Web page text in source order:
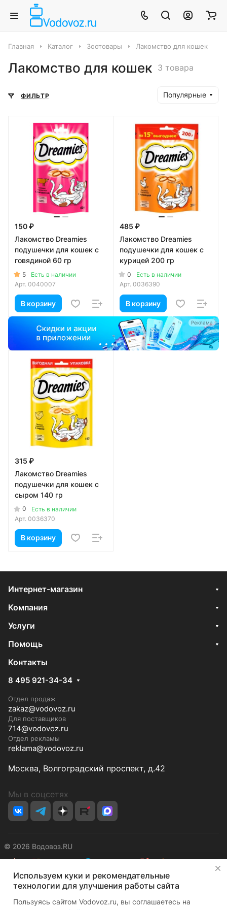
Главная Каталог Зоотовары Лакомство для кошек
Лакомство для кошек 3 товара
ФИЛЬТР Популярные
150 ₽
Лакомство Dreamies
подушечки для кошек с
говядиной 60 гр
5
Есть в наличии
Арт. 0040007
В корзину
Реклама
485 ₽
Лакомство Dreamies
подушечки для кошек с
курицей 200 гр
0
Есть в наличии
Арт. 0036390
В корзину
315 ₽
Лакомство Dreamies
подушечки для кошек с
сыром 140 гр
0
Есть в наличии
Арт. 0036370
В корзину
Интернет-магазин
Компания
Услуги
Помощь
Контакты
8 495 921-34-34
Отдел продаж
zakaz@vodovoz.ru
Для поставщиков
714@vodovoz.ru
Отдел рекламы
reklama@vodovoz.ru
Москва, Волгоградский проспект, д.42
Мы в соцсетях
© 2026 Водовоз.RU
КонфиденциальностьОферта
Используем куки и рекомендательные
технологии для улучшения работы сайта
Пользуясь сайтом Vodovoz.ru, вы соглашаетесь на